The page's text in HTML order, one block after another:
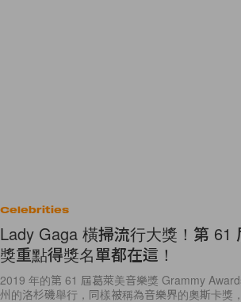
Celebrities
Lady Gaga 橫掃流行大獎！第 61
獎重點得獎名單都在這！
2019 年的第 61 屆葛萊美音樂獎 Grammy
州的洛杉磯舉行，同樣被稱為音樂界的奧斯卡獎